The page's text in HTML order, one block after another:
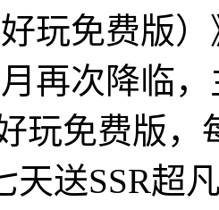
好玩免费版
再次降临
玩免费版，
天送SSR超